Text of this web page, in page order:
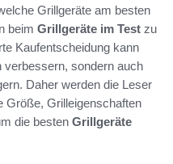
Grillgeräte am besten
beim Grillgeräte im Test zu
Kaufentscheidung kann
verbessern, sondern auch
Daher werden die Leser
Größe, Grilleigenschaften
die besten Grillgeräte